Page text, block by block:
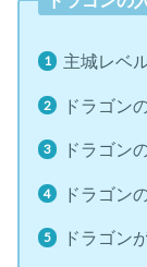
主城レベ
ドラゴン
ドラゴン
ドラゴン
ドラゴン